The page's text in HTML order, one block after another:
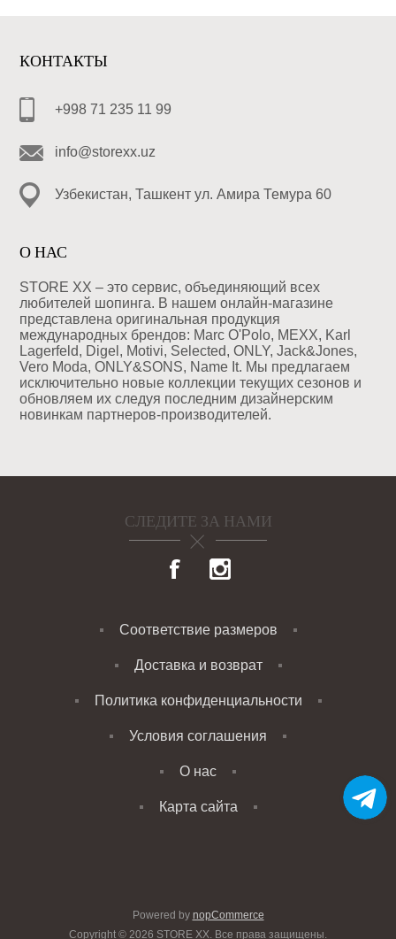
КОНТАКТЫ
+998 71 235 11 99
info@storexx.uz
Узбекистан, Ташкент ул. Амира Темура 60
О НАС
STORE XX – это сервис, объединяющий всех
любителей шопинга. В нашем онлайн-магазине
представлена оригинальная продукция
международных брендов: Marc O'Polo, MEXX, Karl
Lagerfeld, Digel, Motivi, Selected, ONLY, Jack&Jones,
Vero Moda, ONLY&SONS, Name It. Мы предлагаем
исключительно новые коллекции текущих сезонов и
обновляем их следуя последним дизайнерским
новинкам партнеров-производителей.
СЛЕДИТЕ ЗА НАМИ
Соответствие размеров
Доставка и возврат
Политика конфиденциальности
Условия соглашения
О нас
Карта сайта
Powered by nopCommerce
Copyright © 2026 STORE XX. Все права защищены.